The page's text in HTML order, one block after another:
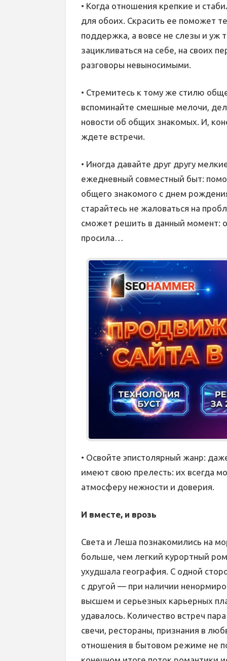
• Когда отношения крепкие и
для обоих. Скрасить ее поможет
поддержка, а вовсе не слезы и уж
зацикливаться на себе, на своих
разговоры невыносимыми.
• Стремитесь к тому же стилю
вспоминайте смешные мелочи,
новости об общих знакомых. И,
ждете встречи.
• Иногда давайте друг другу
ежедневный совместный быт:
общего знакомого с днем
старайтесь не жаловаться на
сможет решить в данный момент:
просила…
• Освойте эпистолярный жанр:
имеют свою прелесть: их всегда
атмосферу нежности и доверия.
И вместе, и врозь
Света и Леша познакомились на
больше, чем легкий курортный
ухудшала география. С одной
с другой — при наличии
высшем и серьезных карьерных
удавалось. Количество встреч
свечи, рестораны, признания в
отношения в бытовом режиме не